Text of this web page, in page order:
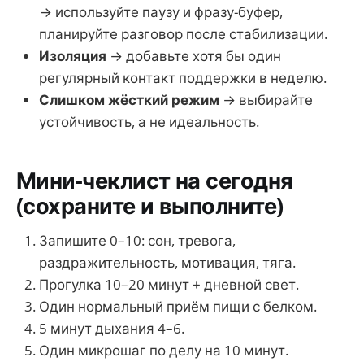
→ используйте паузу и фразу-буфер,
планируйте разговор после стабилизации.
Изоляция → добавьте хотя бы один
регулярный контакт поддержки в неделю.
Слишком жёсткий режим → выбирайте
устойчивость, а не идеальность.
Мини-чеклист на сегодня
(сохраните и выполните)
Запишите 0–10: сон, тревога,
раздражительность, мотивация, тяга.
Прогулка 10–20 минут + дневной свет.
Один нормальный приём пищи с белком.
5 минут дыхания 4–6.
Один микрошаг по делу на 10 минут.